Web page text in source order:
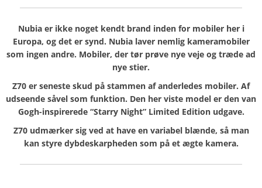
Nubia er ikke noget kendt brand inden for mobiler her i
Europa, og det er synd. Nubia laver nemlig kameramobiler
som ingen andre. Mobiler, der tør prøve nye veje og træde ad
nye stier.
Z70 er seneste skud på stammen af anderledes mobiler. Af
udseende såvel som funktion. Den her viste model er den van
Gogh-inspirerede “Starry Night” Limited Edition udgave.
Z70 udmærker sig ved at have en variabel blænde, så man
kan styre dybdeskarpheden som på et ægte kamera.